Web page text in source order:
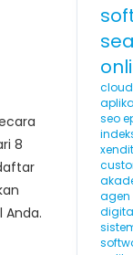
8
seo
xendit
agen